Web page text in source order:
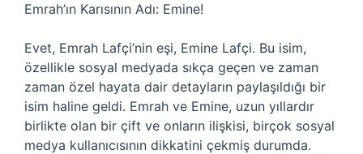
Emrah’ın Karısının Adı: Emine!
Evet, Emrah Lafçi’nin eşi, Emine Lafçi. Bu isim,
özellikle sosyal medyada sıkça geçen ve zaman
zaman özel hayata dair detayların paylaşıldığı bir
isim haline geldi. Emrah ve Emine, uzun yıllardır
birlikte olan bir çift ve onların ilişkisi, birçok sosyal
medya kullanıcısının dikkatini çekmiş durumda.